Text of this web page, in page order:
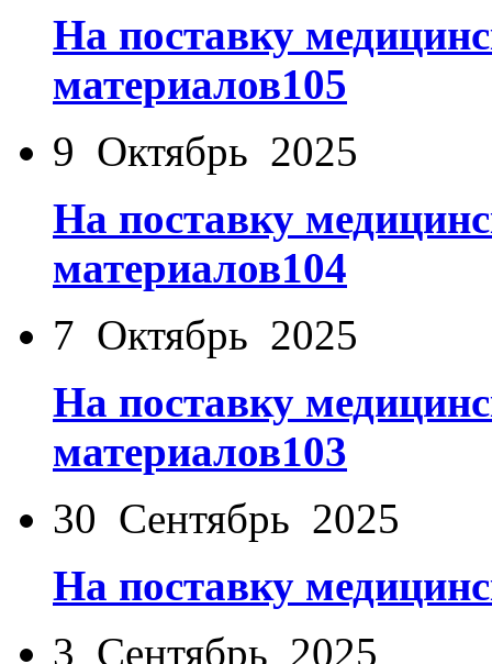
На поставку
материалов105
9 Октябрь 2025
На поставку
материалов104
7 Октябрь 2025
На поставку
материалов103
30 Сентябрь 2025
На поставку
3 Сентябрь 2025